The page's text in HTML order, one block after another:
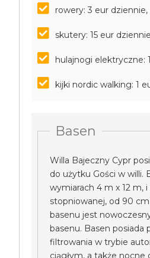
rowery: 3 eur dziennie,
skutery: 15 eur
hulajnogi elektryczne:
kijki nordic walking: 1
Basen
Willa Bajeczny Cypr
do użytku Gości w willi.
wymiarach 4 m x 12 m, i
stopniowanej, od 90
basenu jest
basenu. Basen posiada
filtrowania w trybie
ciągłym, a także nocne